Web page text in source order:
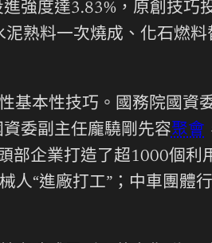
強度達3.83%，原創技巧
熟料一次燒成、化石燃料
基本性技巧。國務院國資
委副主任龐驍剛先容聚會
部企業打造了超1000個利
“進廠打工”；中車團體